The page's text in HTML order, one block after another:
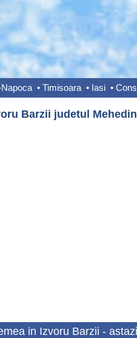
• Timisoara • Iasi •
Barzii judetul
in Izvoru Barzii -